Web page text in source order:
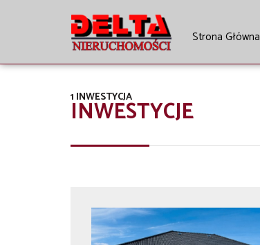
Strona Główna
INWESTYCJE
1 INWESTYCJA